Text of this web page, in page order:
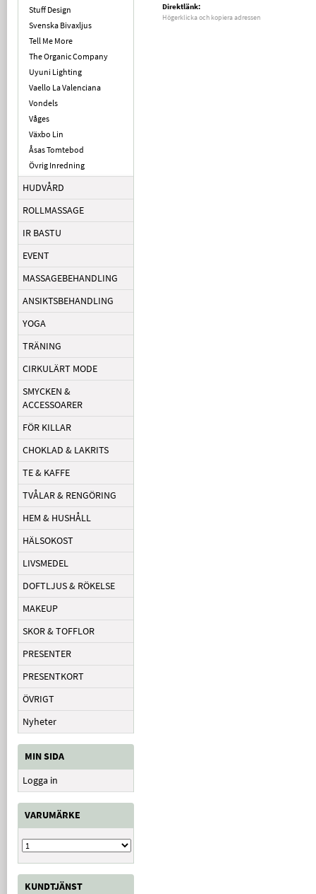
Stuff Design
Svenska Bivaxljus
Tell Me More
The Organic Company
Uyuni Lighting
Vaello La Valenciana
Vondels
Våges
Växbo Lin
Åsas Tomtebod
Övrig Inredning
HUDVÅRD
ROLLMASSAGE
IR BASTU
EVENT
MASSAGEBEHANDLING
ANSIKTSBEHANDLING
YOGA
TRÄNING
CIRKULÄRT MODE
SMYCKEN &
ACCESSOARER
FÖR KILLAR
CHOKLAD & LAKRITS
TE & KAFFE
TVÅLAR & RENGÖRING
HEM & HUSHÅLL
HÄLSOKOST
LIVSMEDEL
DOFTLJUS & RÖKELSE
MAKEUP
SKOR & TOFFLOR
PRESENTER
PRESENTKORT
ÖVRIGT
Nyheter
MIN SIDA
Logga in
VARUMÄRKE
KUNDTJÄNST
Direktlänk:
Högerklicka och kopiera adressen